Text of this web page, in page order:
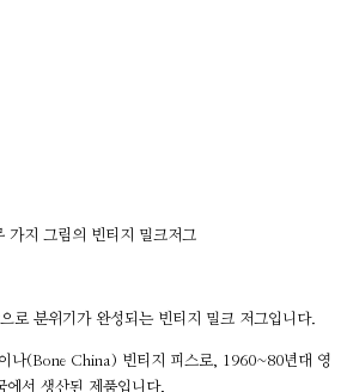
가지 그림의 빈티지 밀크저그
로 분위기가 완성되는 빈티지 밀크 저그입니다.
나(Bone China) 빈티지 피스로, 1960~80년대 영
에서 생산된 제품입니다.